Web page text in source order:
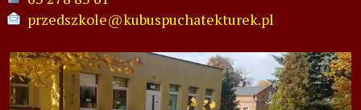
przedszkole@kubuspuchatekturek.pl